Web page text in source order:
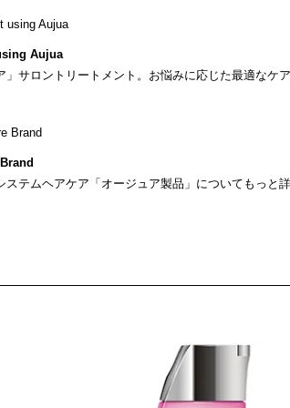
Aujua
」サロントリートメント。お悩みに応じた最適なケア
ステムヘアケア「オージュア製品」についてもっと詳